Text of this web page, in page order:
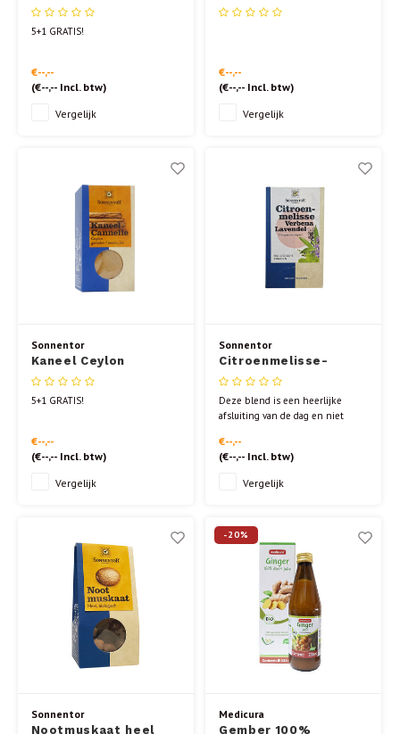
5+1 GRATIS!
€--,--
(€--,--Incl. btw)
Vergelijk
18st.
€--,--
(€--,-- Incl. btw)
Vergelijk
Sonnentor
Kaneel Ceylon
Gemalen 40gr.
5+1 GRATIS!
€--,--
(€--,--Incl. btw)
Vergelijk
Sonnentor
Citroenmelisse-
Verbena-Lavendel
theezakjes
Deze blend is een heerlijke
afsluiting van de dag en niet
citroenachtige smaak,
gecombineerd met de geur van
te komen en te ontspannen.
€--,--
(€--,-- Incl. btw)
Vergelijk
Sonnentor
Nootmuskaat heel
-20%
Medicura
Gember 100%